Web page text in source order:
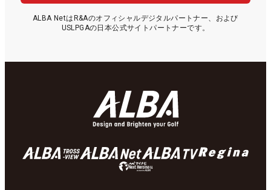
ALBA NetはR&Aのオフィシャルデジタルパートナー、および
USLPGAの日本公式サイトパートナーです。